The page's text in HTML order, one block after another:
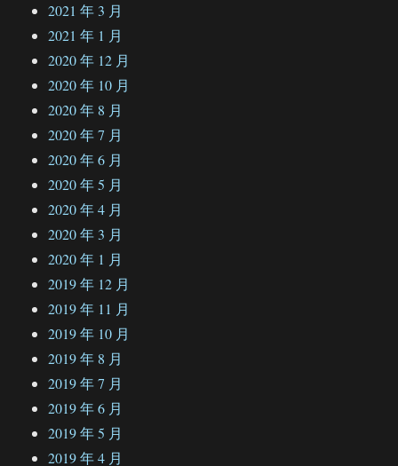
2021 年 3 月
2021 年 1 月
2020 年 12 月
2020 年 10 月
2020 年 8 月
2020 年 7 月
2020 年 6 月
2020 年 5 月
2020 年 4 月
2020 年 3 月
2020 年 1 月
2019 年 12 月
2019 年 11 月
2019 年 10 月
2019 年 8 月
2019 年 7 月
2019 年 6 月
2019 年 5 月
2019 年 4 月